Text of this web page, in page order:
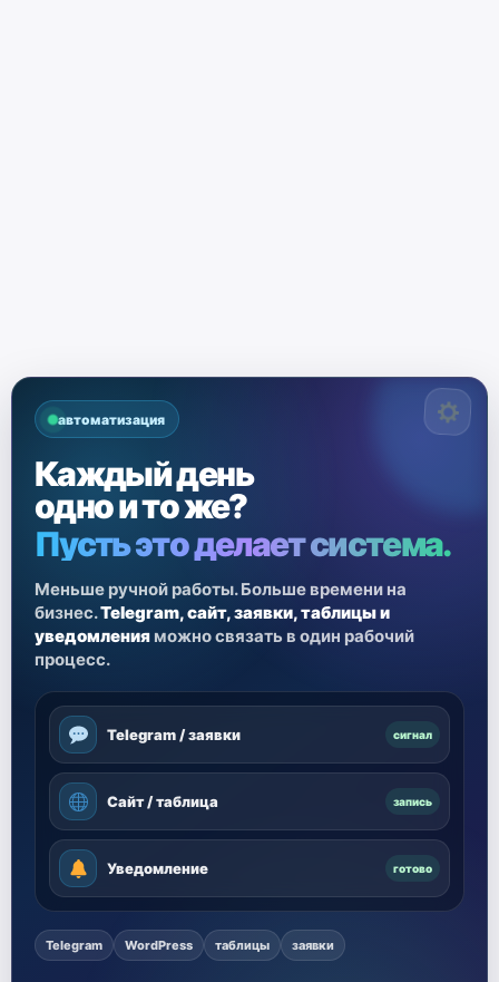
автоматизация
Каждый день
одно и то же?
Пусть это делает система.
Меньше ручной работы. Больше времени на
бизнес.Telegram, сайт, заявки, таблицы и
уведомления можно связать в один рабочий
процесс.
Telegram / заявки сигнал
Сайт / таблица запись
Уведомление готово
Telegram WordPress таблицы заявки